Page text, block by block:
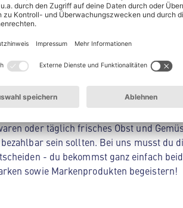
Nord! Hier findest du alles, was dein
Unser Spezialgebiet?
oder täglich frisches Obst und
sein sollten. Bei uns musst du
- du bekommst ganz einfach
sowie Markenprodukten begeistern!